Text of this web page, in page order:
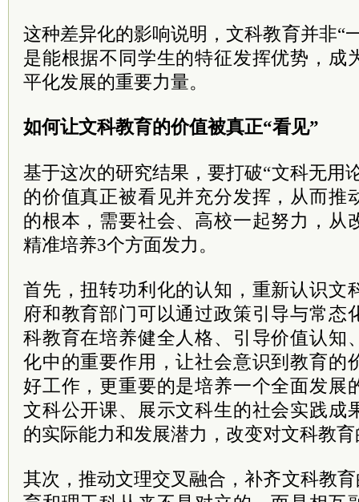
这种差异化的影响说明，文科教育并非“
是能根据不同学生的特征发挥优势，成
平化发展的重要力量。
如何让文科教育的价值被真正“看见”
基于这次的研究结果，要打破“文科无用
的价值真正被看见并充分发挥，从而推
的根本，需要社会、高校一起努力，从
精准培养3个方面发力。
首先，扭转功利化的认知，重新认识文
府和教育部门可以通过政策引导与常态
科教育在培养健全人格、引导价值认知
化中的重要作用，让社会意识到教育的
好工作，更重要的是培养一个全面发展
文科公开课、展示文科生的社会实践成
的实际能力和发展潜力，改变对文科教
其次，推动文理交叉融合，补齐文科教